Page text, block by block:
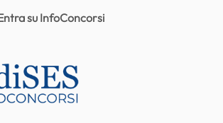
su InfoConcorsi